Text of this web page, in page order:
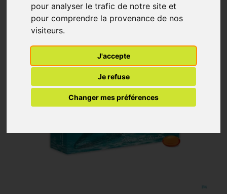
pour analyser le trafic de notre site et
pour comprendre la provenance de nos
visiteurs.
J'accepte
Je refuse
Changer mes préférences